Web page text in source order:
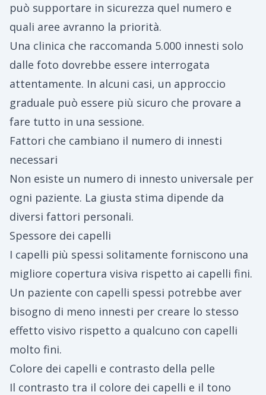
può supportare in sicurezza quel numero e
quali aree avranno la priorità.
Una clinica che raccomanda 5.000 innesti solo
dalle foto dovrebbe essere interrogata
attentamente. In alcuni casi, un approccio
graduale può essere più sicuro che provare a
fare tutto in una sessione.
Fattori che cambiano il numero di innesti
necessari
Non esiste un numero di innesto universale per
ogni paziente. La giusta stima dipende da
diversi fattori personali.
Spessore dei capelli
I capelli più spessi solitamente forniscono una
migliore copertura visiva rispetto ai capelli fini.
Un paziente con capelli spessi potrebbe aver
bisogno di meno innesti per creare lo stesso
effetto visivo rispetto a qualcuno con capelli
molto fini.
Colore dei capelli e contrasto della pelle
Il contrasto tra il colore dei capelli e il tono